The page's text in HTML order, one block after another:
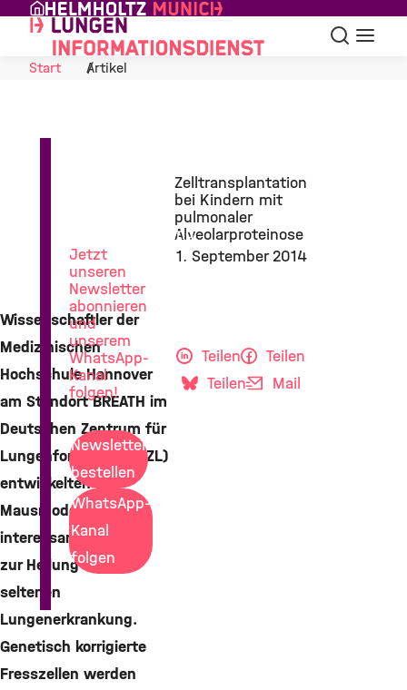
Skip to Content
Suche
Start
Artikel
Zelltransplantation
bei Kindern mit
pulmonaler
Alveolarproteinose
1. September 2014
Wissenschaftler der
Medizinischen
Hochschule Hannover
am Standort BREATH im
Deutschen Zentrum für
Lungenforschung (DZL)
entwickelten im
Mausmodell einen
interessanten Ansatz
zur Heilung einer
seltenen
Lungenerkrankung.
Genetisch korrigierte
Fresszellen werden
Teilen
Teilen
Teilen
Mail
Lungenforschung
Jetzt
unseren
Newsletter
abonnieren
und
unserem
WhatsApp-
Kanal
folgen!
Newsletter
bestellen
WhatsApp-
Kanal
folgen